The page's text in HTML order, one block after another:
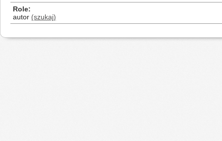
Role
autor (szukaj)